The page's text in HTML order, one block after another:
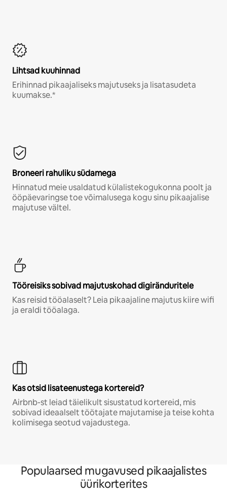
Lihtsad kuuhinnad
Erihinnad pikaajaliseks majutuseks ja lisatasudeta
kuumakse.*
Broneeri rahuliku südamega
Hinnatud meie usaldatud külalistekogukonna poolt ja
ööpäevaringse toe võimalusega kogu sinu pikaajalise
majutuse vältel.
Tööreisiks sobivad majutuskohad digiränduritele
Kas reisid tööalaselt? Leia pikaajaline majutus kiire wifi
ja eraldi tööalaga.
Kas otsid lisateenustega kortereid?
Airbnb-st leiad täielikult sisustatud kortereid, mis
sobivad ideaalselt töötajate majutamise ja teise kohta
kolimisega seotud vajadustega.
Populaarsed mugavused pikaajalistes
üürikorterites